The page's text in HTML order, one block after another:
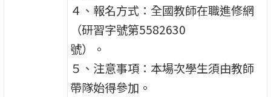
４、報名方式：全國教師在職進修網
（研習字號第5582630
號）。
５、注意事項：本場次學生須由教師
帶隊始得參加。